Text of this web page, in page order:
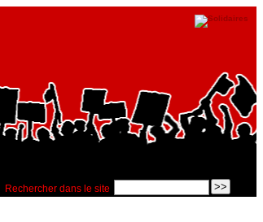
Rechercher dans le site